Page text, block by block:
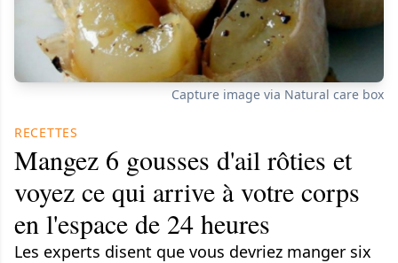
Capture image via Natural care box
RECETTES
Mangez 6 gousses d'ail rôties et
voyez ce qui arrive à votre corps
en l'espace de 24 heures
Les experts disent que vous devriez manger six